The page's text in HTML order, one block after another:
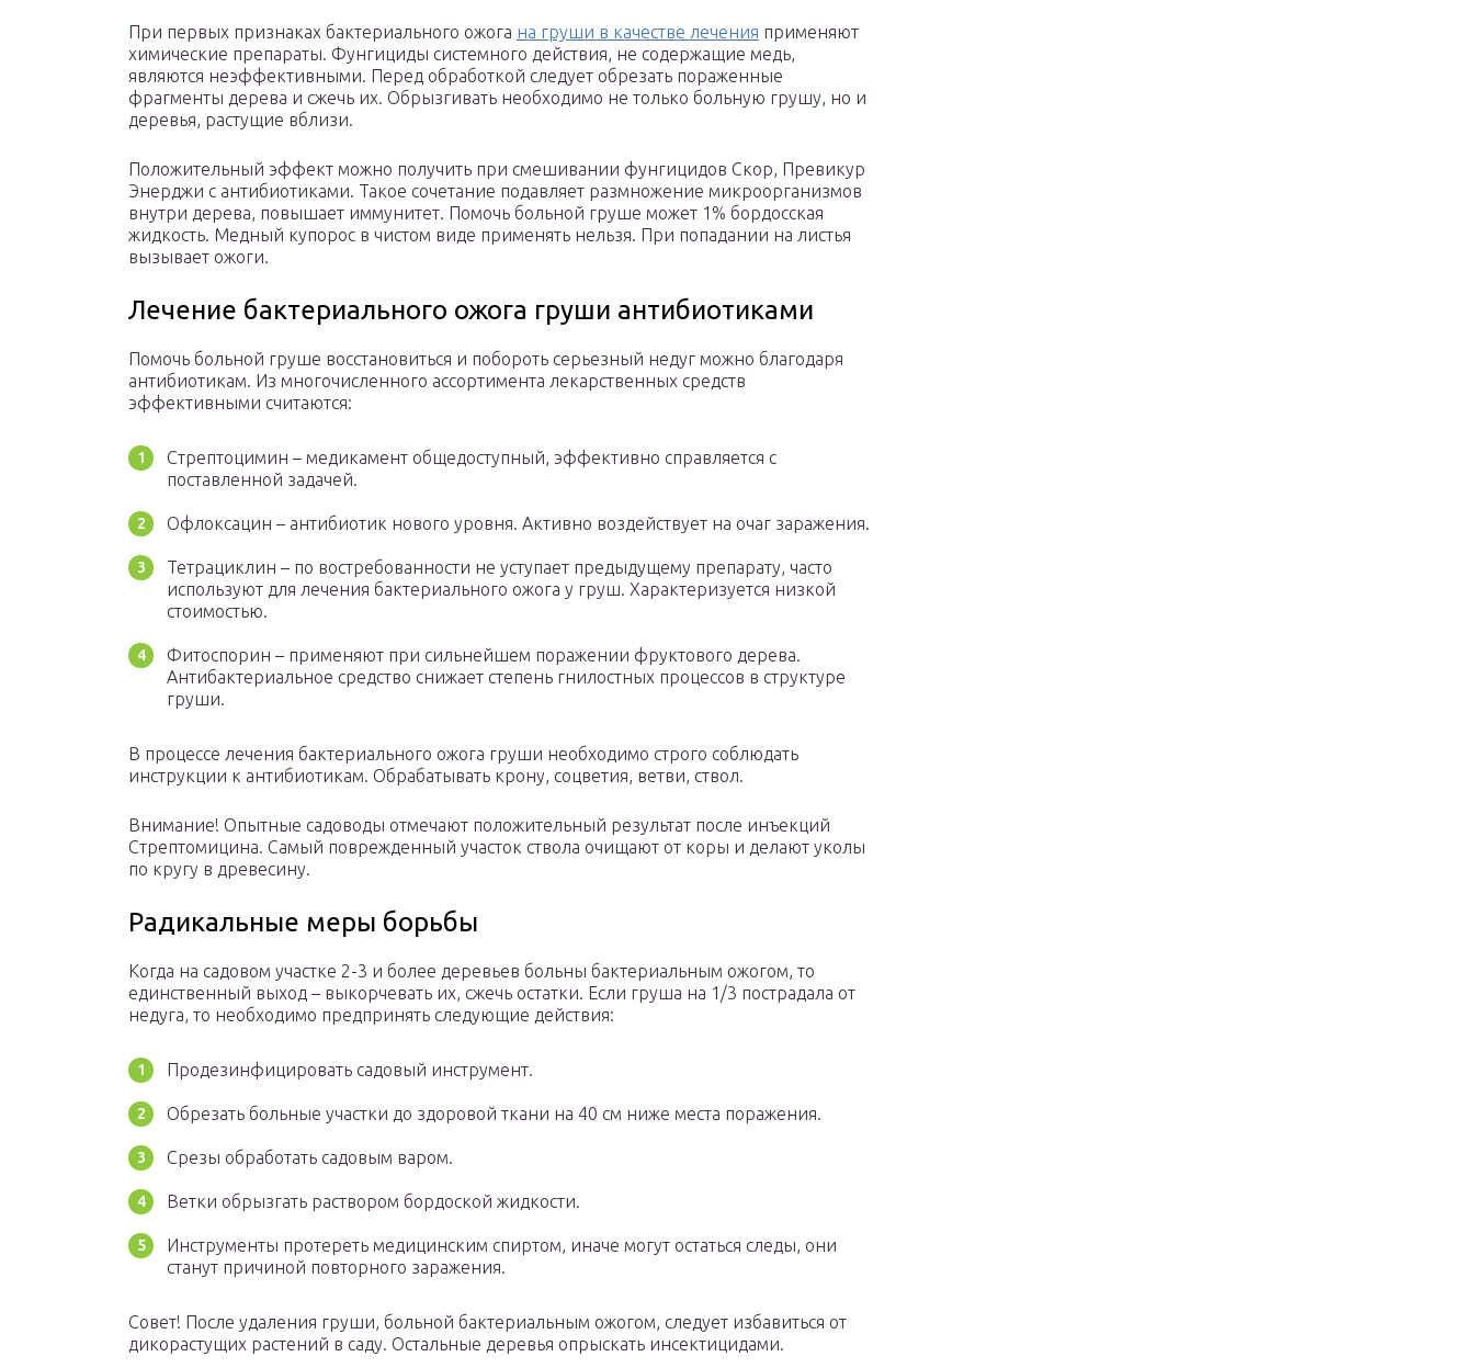
При первых признаках бактериального ожога на груши в качестве лечения применяют
химические препараты. Фунгициды системного действия, не содержащие медь,
являются неэффективными. Перед обработкой следует обрезать пораженные
фрагменты дерева и сжечь их. Обрызгивать необходимо не только больную грушу, но и
деревья, растущие вблизи.
Положительный эффект можно получить при смешивании фунгицидов Скор, Превикур
Энерджи с антибиотиками. Такое сочетание подавляет размножение микроорганизмов
внутри дерева, повышает иммунитет. Помочь больной груше может 1% бордосская
жидкость. Медный купорос в чистом виде применять нельзя. При попадании на листья
вызывает ожоги.
Лечение бактериального ожога груши антибиотиками
Помочь больной груше восстановиться и побороть серьезный недуг можно благодаря
антибиотикам. Из многочисленного ассортимента лекарственных средств
эффективными считаются:
Стрептоцимин – медикамент общедоступный, эффективно справляется с
поставленной задачей.
Офлоксацин – антибиотик нового уровня. Активно воздействует на очаг заражения.
Тетрациклин – по востребованности не уступает предыдущему препарату, часто
используют для лечения бактериального ожога у груш. Характеризуется низкой
стоимостью.
Фитоспорин – применяют при сильнейшем поражении фруктового дерева.
Антибактериальное средство снижает степень гнилостных процессов в структуре
груши.
В процессе лечения бактериального ожога груши необходимо строго соблюдать
инструкции к антибиотикам. Обрабатывать крону, соцветия, ветви, ствол.
Внимание! Опытные садоводы отмечают положительный результат после инъекций
Стрептомицина. Самый поврежденный участок ствола очищают от коры и делают уколы
по кругу в древесину.
Радикальные меры борьбы
Когда на садовом участке 2-3 и более деревьев больны бактериальным ожогом, то
единственный выход – выкорчевать их, сжечь остатки. Если груша на 1/3 пострадала от
недуга, то необходимо предпринять следующие действия:
Продезинфицировать садовый инструмент.
Обрезать больные участки до здоровой ткани на 40 см ниже места поражения.
Срезы обработать садовым варом.
Ветки обрызгать раствором бордоской жидкости.
Инструменты протереть медицинским спиртом, иначе могут остаться следы, они
станут причиной повторного заражения.
Совет! После удаления груши, больной бактериальным ожогом, следует избавиться от
дикорастущих растений в саду. Остальные деревья опрыскать инсектицидами.